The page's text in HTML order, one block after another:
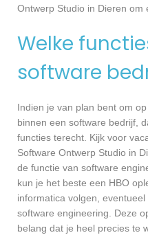
Ontwerp Studio in Dieren om
Welke
software
Indien je van plan bent om
binnen een software bedrijf,
functies terecht. Kijk voor
Software Ontwerp Studio in
de functie van software
kun je het beste een HBO
informatica volgen,
software engineering. Deze
belang dat je heel precies te